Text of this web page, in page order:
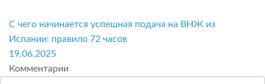
С чего начинается успешная подача на ВНЖ из
Испании: правило 72 часов
19.06.2025
Комментарии